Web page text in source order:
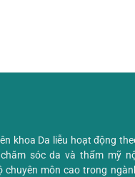
khoa Da liễu hoạt động
sóc da và thẩm mỹ
chuyên môn cao trong